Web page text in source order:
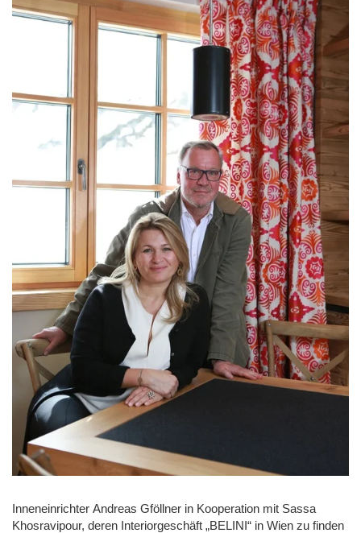
Inneneinrichter Andreas Gföllner in Kooperation mit Sassa
Khosravipour, deren Interiorgeschäft „BELINI“ in Wien zu finden